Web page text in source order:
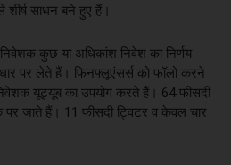
शीर्ष साधन बने हुए हैं।
कुछ या अधिकांश निवेश का निर्णय
पर लेते हैं। फिनफ्लूएंसर्स को फॉलो करने
यूट्यूब का उपयोग करते हैं। 64 फीसदी
पर जाते हैं। 11 फीसदी ट्विटर व केवल चार